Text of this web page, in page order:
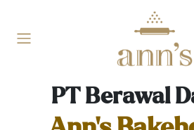
PT Berawal